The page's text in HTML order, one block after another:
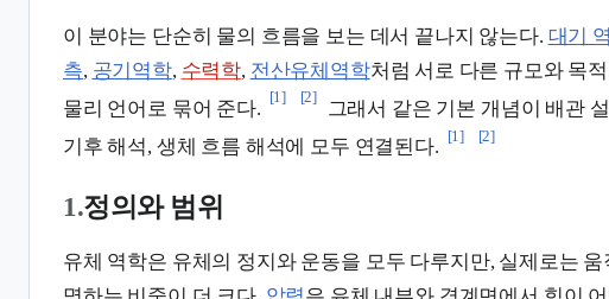
이 분야는 단순히 물의 흐름을 보는 데서 끝나지 않는다. 대기
측, 공기역학, 수력학, 전산유체역학처럼 서로 다른 규모와 목
물리 언어로 묶어 준다.
[1] [2]
그래서 같은 기본 개념이 배관
기후 해석, 생체 흐름 해석에 모두 연결된다.
[1] [2]
1.정의와 범위
유체 역학은 유체의 정지와 운동을 모두 다루지만, 실제로는 움